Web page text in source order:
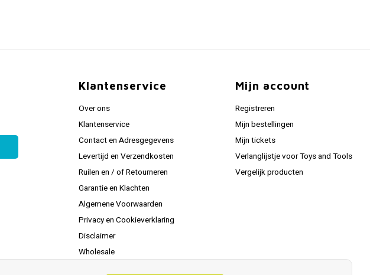
Klantenservice
Over ons
Klantenservice
Contact en Adresgegevens
Levertijd en Verzendkosten
Ruilen en / of Retourneren
Garantie en Klachten
Algemene Voorwaarden
Privacy en Cookieverklaring
Disclaimer
Wholesale
Mijn account
Registreren
Mijn bestellingen
Mijn tickets
Verlanglijstje voor Toys and Tools
Vergelijk producten